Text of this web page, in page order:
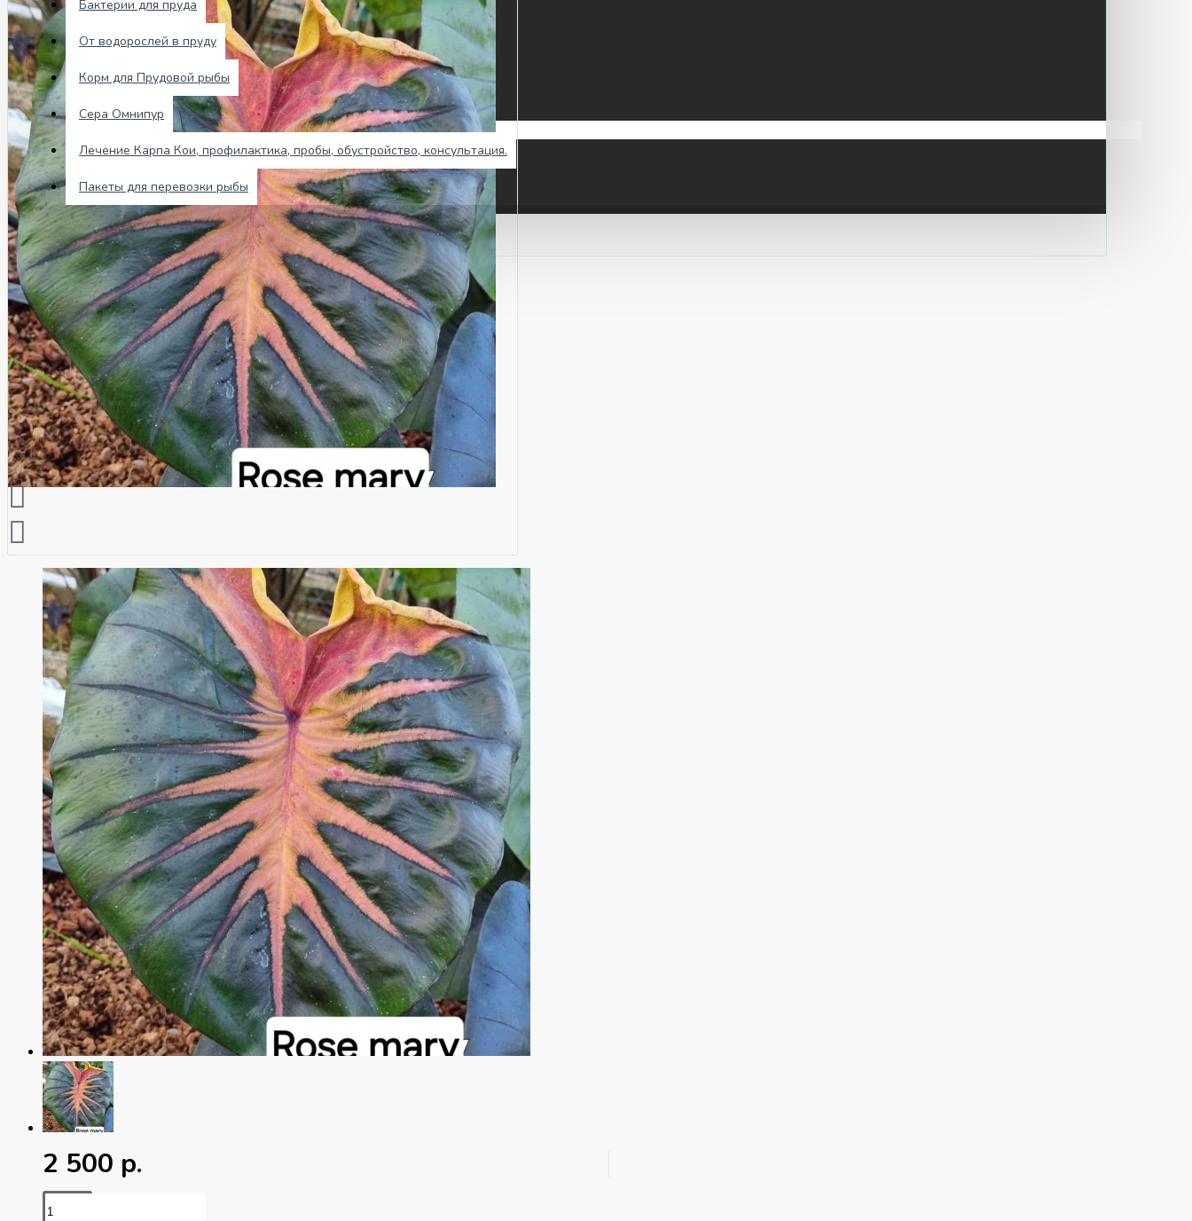
Бактерии для пруда
От водорослей в пруду
Корм для Прудовой рыбы
Сера Омнипур
Лечение Карпа Кои, профилактика, пробы, обустройство, консультация.
Пакеты для перевозки рыбы
Отзывы
0 товар(ов) - 0 р.
В корзине пусто!
2 500 р.